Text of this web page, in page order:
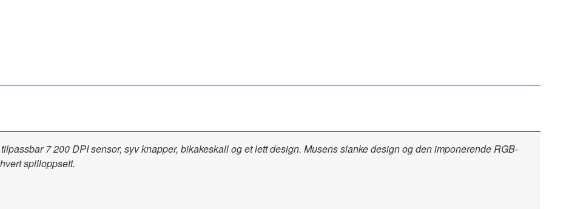
7 200 DPI sensor, syv knapper, bikakeskall og et lett design. Musens slanke design og den imponerende RGB-
spilloppsett.